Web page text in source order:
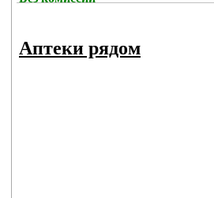
Аптеки рядом